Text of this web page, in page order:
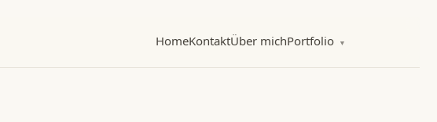
HomeKontaktÜber michPortfolio ▼